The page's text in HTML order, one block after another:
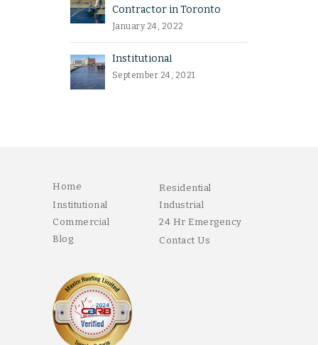
Contractor in Toronto
January 24, 2022
Institutional
September 24, 2021
Home
Residential
Institutional
Industrial
Commercial
24 Hr Emergency
Blog
Contact Us